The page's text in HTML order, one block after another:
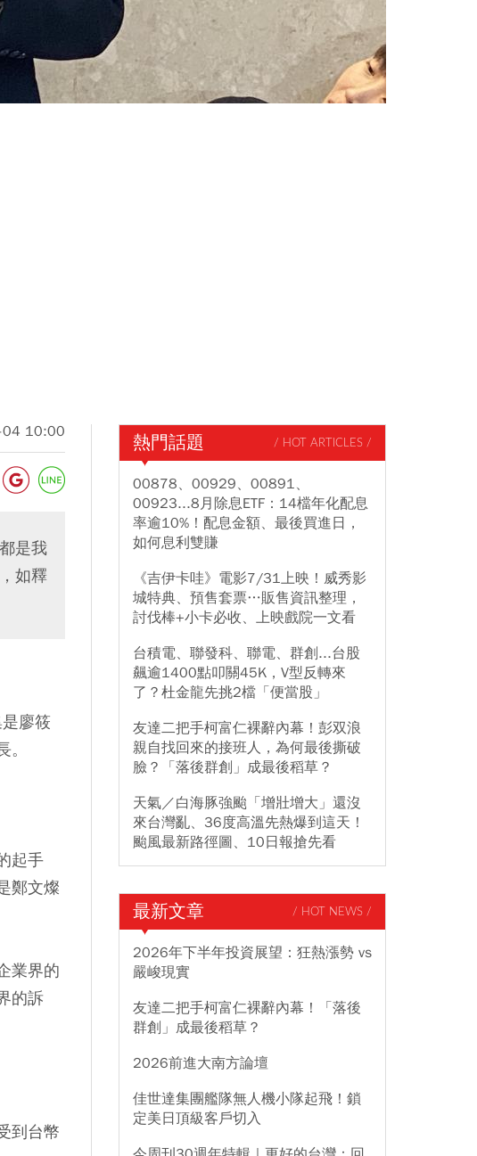
10:00
是我
如釋
廖筱
起手
鄭文燦
業界的
的訴
到台幣
熱門話題 / HOT ARTICLES /
00878、00929、00891、
00923...8月除息ETF：14檔年化配息
率逾10%！配息金額、最後買進日，
如何息利雙賺
《吉伊卡哇》電影7/31上映！威秀影
城特典、預售套票…販售資訊整理，
討伐棒+小卡必收、上映戲院一文看
台積電、聯發科、聯電、群創...台股
飆逾1400點叩關45K，V型反轉來
了？杜金龍先挑2檔「便當股」
友達二把手柯富仁裸辭內幕！彭双浪
親自找回來的接班人，為何最後撕破
臉？「落後群創」成最後稻草？
天氣／白海豚強颱「增壯增大」還沒
來台灣亂、36度高溫先熱爆到這天！
颱風最新路徑圖、10日報搶先看
最新文章 / HOT NEWS /
2026年下半年投資展望：狂熱漲勢 vs
嚴峻現實
友達二把手柯富仁裸辭內幕！「落後
群創」成最後稻草？
2026前進大南方論壇
佳世達集團艦隊無人機小隊起飛！鎖
定美日頂級客戶切入